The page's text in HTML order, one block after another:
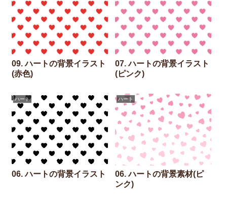
09. ハートの背景イラスト
(赤色)
07. ハートの背景イラスト
(ピンク)
ハート
06. ハートの背景イラスト
ハート
06. ハートの背景素材(ピ
ンク)